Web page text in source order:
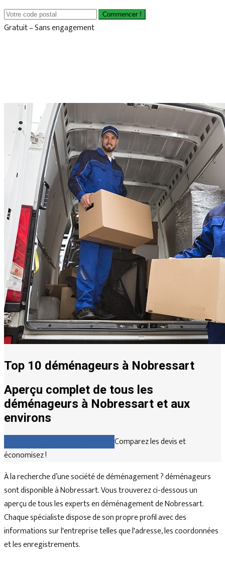
Commencer !
Gratuit – Sans engagement
Top 10 déménageurs à Nobressart
Aperçu complet de tous les
déménageurs à Nobressart et aux
environs
Comparez les devis et
économisez !
À la recherche d’une société de déménagement ? déménageurs
sont disponible à Nobressart. Vous trouverez ci-dessous un
aperçu de tous les experts en déménagement de Nobressart.
Chaque spécialiste dispose de son propre profil avec des
informations sur l'entreprise telles que l'adresse, les coordonnées
et les enregistrements.